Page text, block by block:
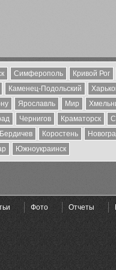
Симферополь Кривой Рог
Каменец-Подольский
Ярославль Мир
Чернигов Краматорск
Бердичев Коростень
Южноукраинск
Фото Отчеты